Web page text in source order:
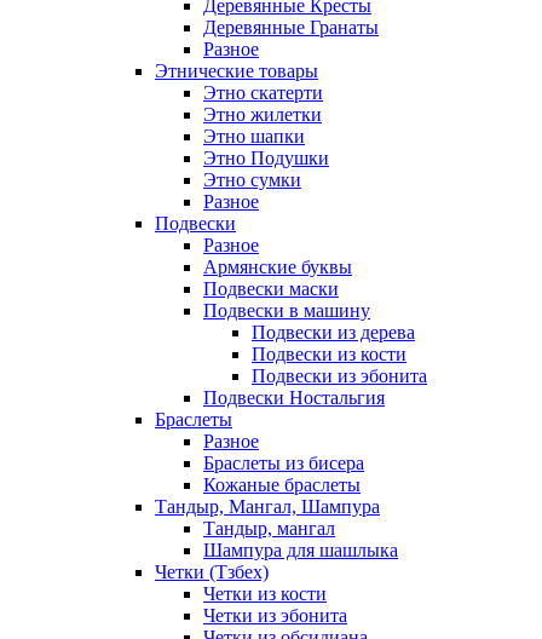
Деревянные Кресты
Деревянные Гранаты
Разное
Этнические товары
Этно скатерти
Этно жилетки
Этно шапки
Этно Подушки
Этно сумки
Разное
Подвески
Разное
Армянские буквы
Подвески маски
Подвески в машину
Подвески из дерева
Подвески из кости
Подвески из эбонита
Подвески Ностальгия
Браслеты
Разное
Браслеты из бисера
Кожаные браслеты
Тандыр, Мангал, Шампура
Тандыр, мангал
Шампура для шашлыка
Четки (Тзбех)
Четки из кости
Четки из эбонита